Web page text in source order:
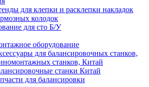
для клепки и расклепки накладок
колодок
для сто Б/У
оборудование
для балансировочных станков,
станков, Китай
станки Китай
для балансировки